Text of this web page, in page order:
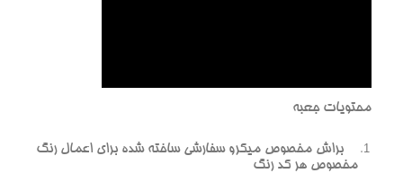
محتويات جعبه
براش مخصوص ميکرو سفارشي ساخته شده براي اعمال رنگ
مخصوص هر کد رنگ